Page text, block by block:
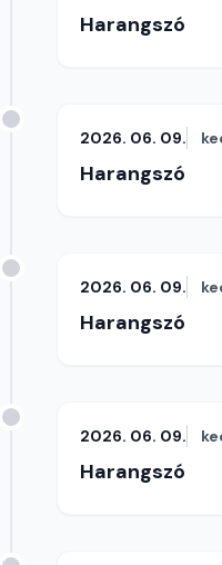
Harangszó
2026. 06. 09.
Harangszó
2026. 06. 09.
Harangszó
2026. 06. 09.
Harangszó